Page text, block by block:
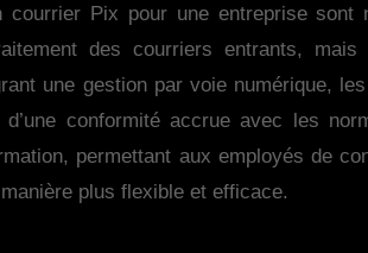
courrier Pix pour une entreprise sont
des courriers entrants, mais
une gestion par voie numérique,
conformité accrue avec les
permettant aux employés de
plus flexible et efficace.